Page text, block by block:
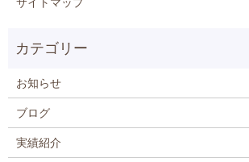
サイトマップ
お知らせ
ブログ
実績紹介